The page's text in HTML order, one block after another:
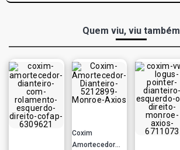
Quem viu, viu também
Coxim
Amortecedor